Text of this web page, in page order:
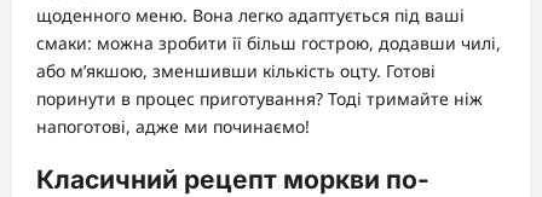
щоденного меню. Вона легко адаптується під ваші
смаки: можна зробити її більш гострою, додавши чилі,
або м’якшою, зменшивши кількість оцту. Готові
поринути в процес приготування? Тоді тримайте ніж
напоготові, адже ми починаємо!
Класичний рецепт моркви по-